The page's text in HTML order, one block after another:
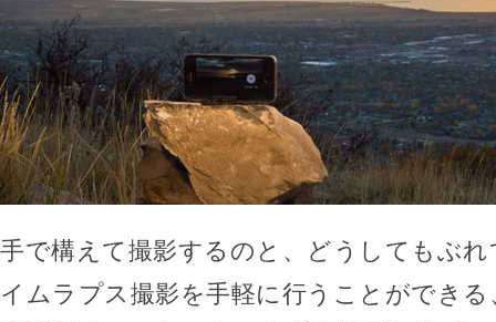
手で構えて撮影するのと、どうしてもぶ
イムラプス撮影を手軽に行うことができる